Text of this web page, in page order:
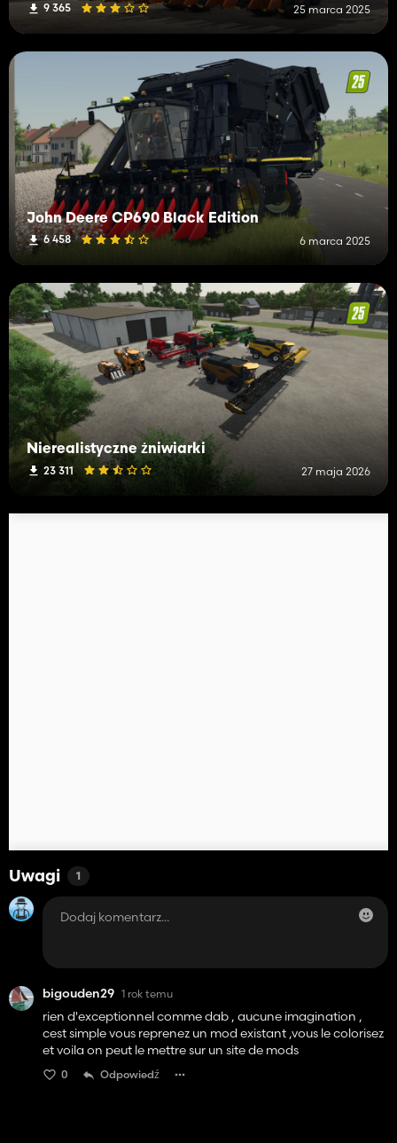
9 365 25 marca 2025
John Deere CP690 Black Edition
6 458 6 marca 2025
Nierealistyczne żniwiarki
23 311 27 maja 2026
Uwagi 1
bigouden29 1 rok temu
rien d'exceptionnel comme dab , aucune imagination ,
cest simple vous reprenez un mod existant ,vous le colorisez
et voila on peut le mettre sur un site de mods
0 Odpowiedź